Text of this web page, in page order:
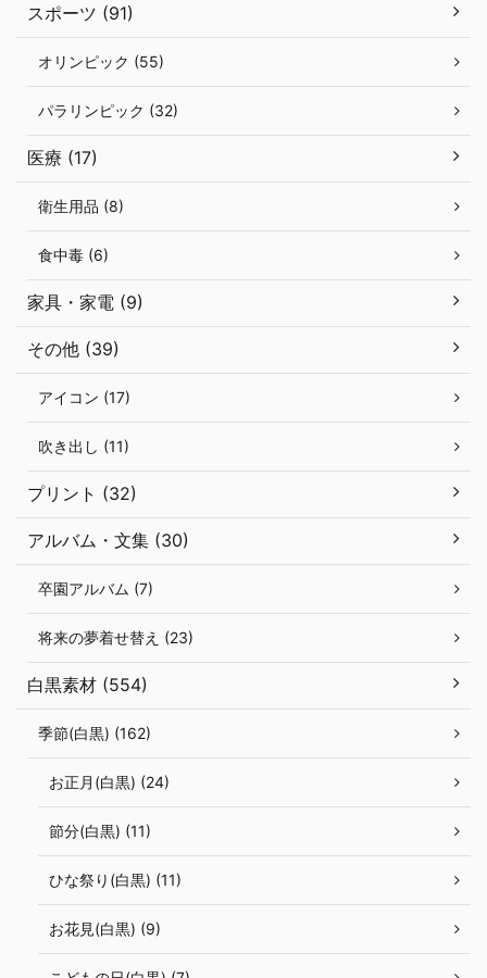
スポーツ (91)
オリンピック (55)
パラリンピック (32)
医療 (17)
衛生用品 (8)
食中毒 (6)
家具・家電 (9)
その他 (39)
アイコン (17)
吹き出し (11)
プリント (32)
アルバム・文集 (30)
卒園アルバム (7)
将来の夢着せ替え (23)
白黒素材 (554)
季節(白黒) (162)
お正月(白黒) (24)
節分(白黒) (11)
ひな祭り(白黒) (11)
お花見(白黒) (9)